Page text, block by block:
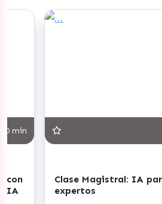
Clase Magistral: IA para no
expertos